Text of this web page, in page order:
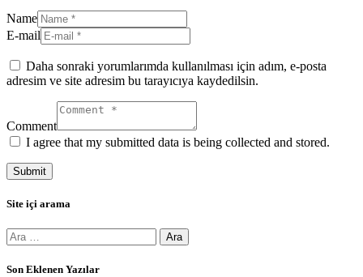
Name
E-mail
Daha sonraki yorumlarımda kullanılması için adım, e-posta
adresim ve site adresim bu tarayıcıya kaydedilsin.
Comment
I agree that my submitted data is being collected and stored.
Site içi arama
Arama:
Son Eklenen Yazılar